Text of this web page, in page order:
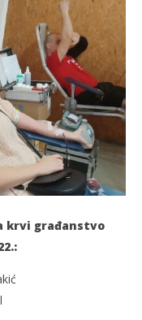
krvi građanstvo